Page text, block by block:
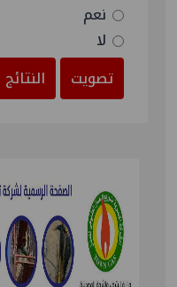
نعم
لا
تصويت
النتائج